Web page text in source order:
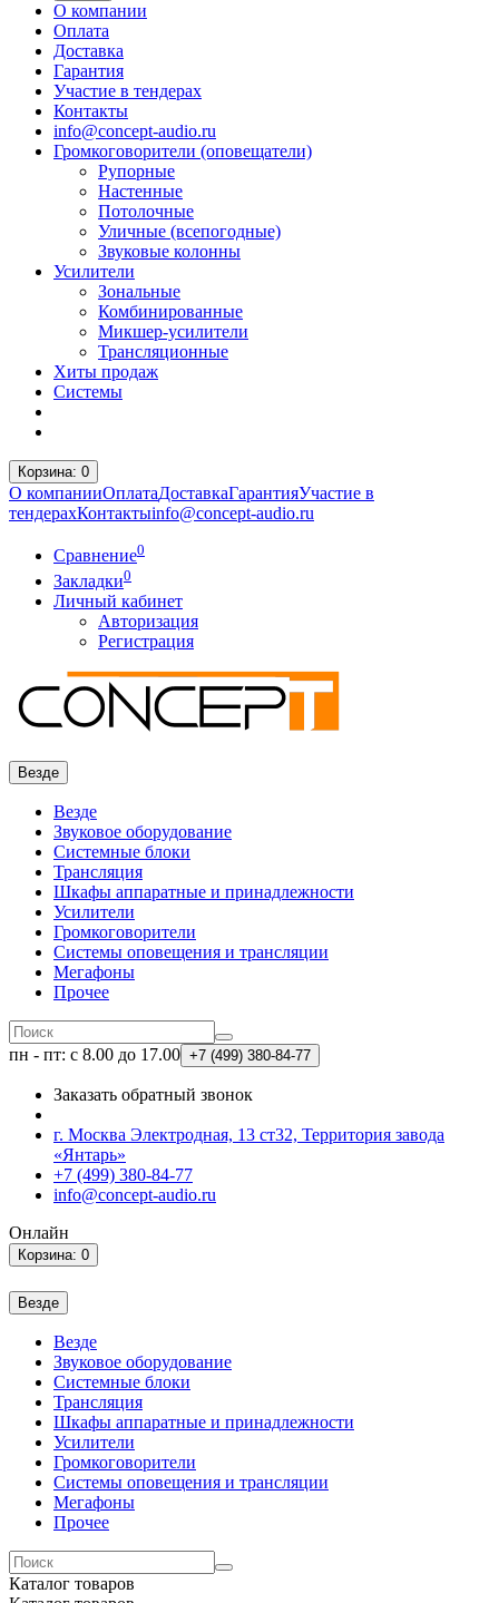
О компании
Оплата
Доставка
Гарантия
Участие в тендерах
Контакты
info@concept-audio.ru
Громкоговорители (оповещатели)
Рупорные
Настенные
Потолочные
Уличные (всепогодные)
Звуковые колонны
Усилители
Зональные
Комбинированные
Микшер-усилители
Трансляционные
Хиты продаж
Системы
Корзина: 0
О компанииОплатаДоставкаГарантияУчастие в
тендерахКонтактыinfo@concept-audio.ru
Сравнение0
Закладки0
Личный кабинет
Авторизация
Регистрация
Везде
Везде
Звуковое оборудование
Системные блоки
Трансляция
Шкафы аппаратные и принадлежности
Усилители
Громкоговорители
Системы оповещения и трансляции
Мегафоны
Прочее
пн - пт: с 8.00 до 17.00 +7 (499) 380-84-77
Заказать обратный звонок
г. Москва Электродная, 13 ст32, Территория завода
«Янтарь»
+7 (499) 380-84-77
info@concept-audio.ru
Онлайн
Корзина: 0
Везде
Везде
Звуковое оборудование
Системные блоки
Трансляция
Шкафы аппаратные и принадлежности
Усилители
Громкоговорители
Системы оповещения и трансляции
Мегафоны
Прочее
Каталог товаров